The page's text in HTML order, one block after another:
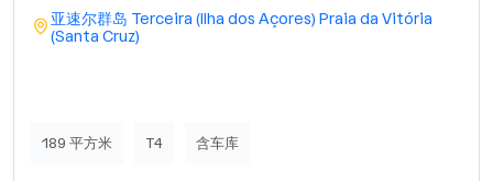
亚速尔群岛 Terceira (Ilha dos Açores) Praia da Vitória
(Santa Cruz)
189 平方米 T4 含车库